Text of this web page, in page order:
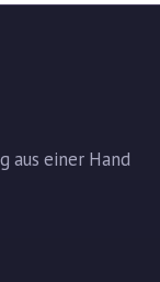
aus einer Hand